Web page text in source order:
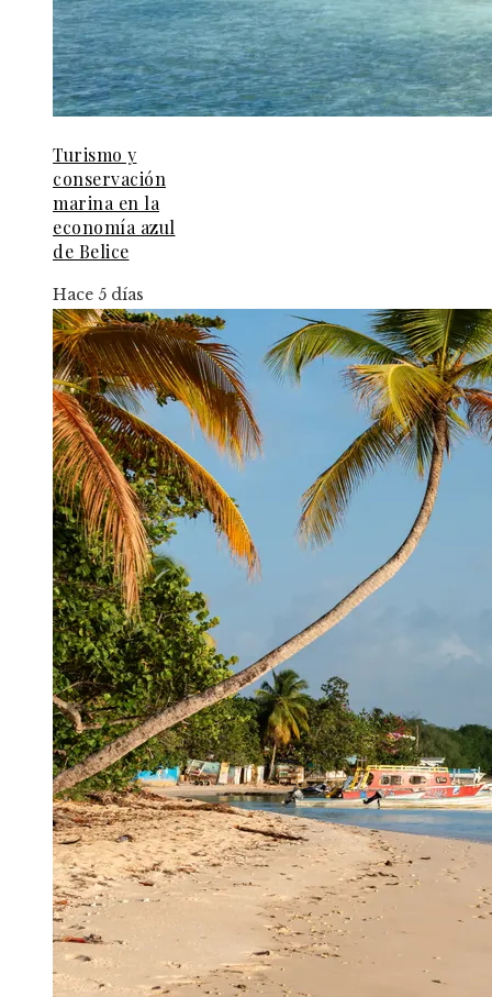
Turismo y
conservación
marina en la
economía azul
de Belice
Hace 5 días